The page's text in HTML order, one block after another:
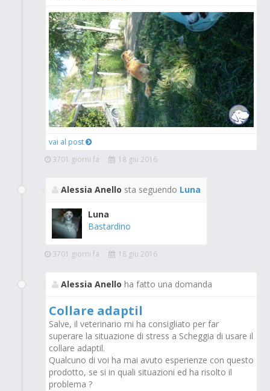
vai al post
3701 giorni fa
18 giu 2016
Alessia Anello sta seguendo Luna
Luna
Bastardino
3701 giorni fa 18 giu 2016
Alessia Anello ha fatto una domanda
Collare adaptil
Salve, il veterinario mi ha consigliato per far
superare la situazione di stress a Scheggia di usare il
collare adaptil.
Qualcuno di voi ha mai avuto esperienze con questo
prodotto, se si in quali situazioni ed ha risolto il
problema ?